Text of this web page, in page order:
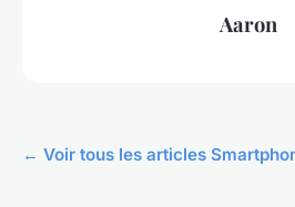
Aaron
← Voir tous les articles